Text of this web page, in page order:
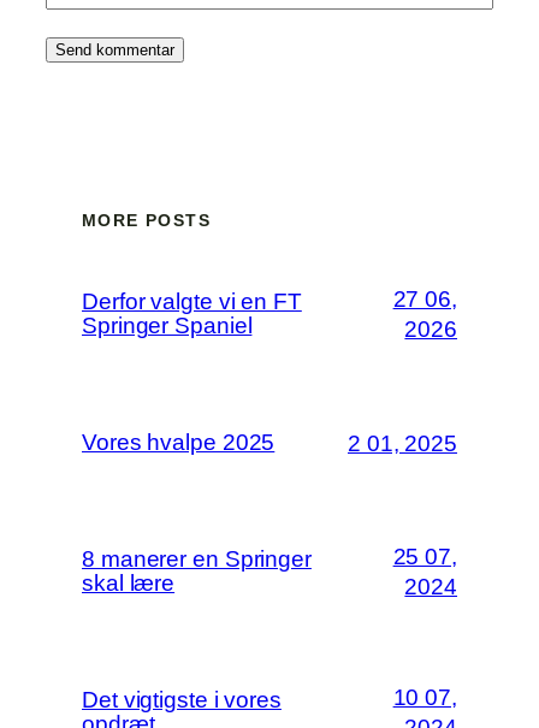
MORE POSTS
Derfor valgte vi en FT
Springer Spaniel
27 06,
2026
Vores hvalpe 2025 2 01, 2025
8 manerer en Springer
skal lære
25 07,
2024
Det vigtigste i vores
10 07,